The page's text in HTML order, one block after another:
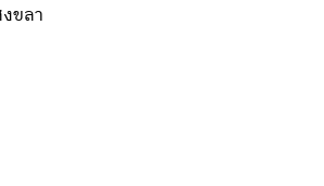
ขลา